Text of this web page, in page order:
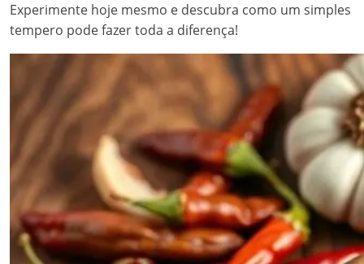
Experimente hoje mesmo e descubra como um simples
tempero pode fazer toda a diferença!